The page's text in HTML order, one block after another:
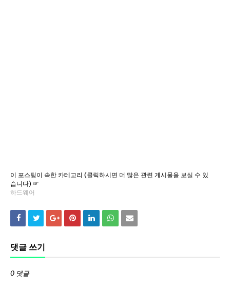
이 포스팅이 속한 카테고리 (클릭하시면 더 많은 관련 게시물을 보실 수 있
습니다) ☞
하드웨어
댓글 쓰기
0 댓글